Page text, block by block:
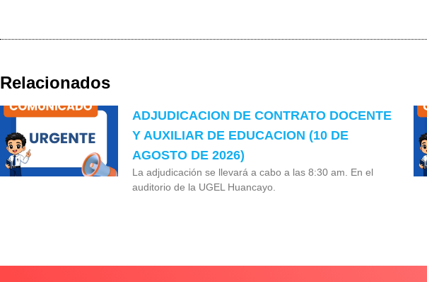
Relacionados
ADJUDICACION DE CONTRATO DOCENTE
Y AUXILIAR DE EDUCACION (10 DE
AGOSTO DE 2026)
La adjudicación se llevará a cabo a las 8:30 am. En el
auditorio de la UGEL Huancayo.